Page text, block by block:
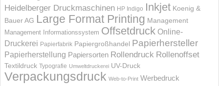
Heidelberger Druckmaschinen HP Indigo Inkjet Koenig &
Bauer AG Large Format Printing Management
Management Informations­system Offsetdruck Online-
Druckerei Papierfabrik Papiergroßhandel Papierhersteller
Papierherstellung Papiersorten Rollendruck Rollenoffset
Textildruck Typografie Umweltdruckerei UV-Druck
Verpackungsdruck Web-to-Print Werbedruck